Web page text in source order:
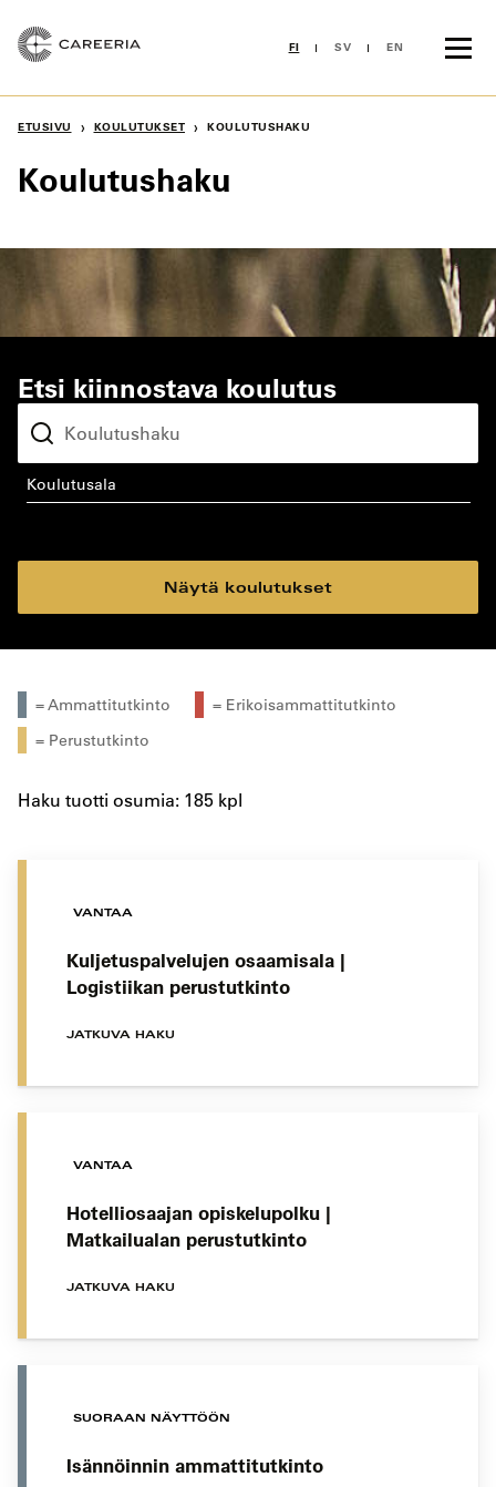
sisältöön
FI SV EN
ETUSIVU › KOULUTUKSET › KOULUTUSHAKU
Koulutushaku
Etsi kiinnostava koulutus
koulutusala
Näytä koulutukset
= Ammattitutkinto
= Erikoisammattitutkinto
= Perustutkinto
Haku tuotti osumia: 185 kpl
VANTAA
Kuljetuspalvelujen osaamisala |
Logistiikan perustutkinto
JATKUVA HAKU
VANTAA
Hotelliosaajan opiskelupolku |
Matkailualan perustutkinto
JATKUVA HAKU
SUORAAN NÄYTTÖÖN
Isännöinnin ammattitutkinto